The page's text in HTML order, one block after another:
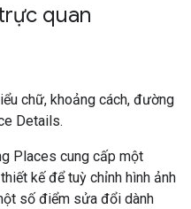
quan
chữ, khoảng cách, đường
Details.
Places cung cấp một
kế để tuỳ chỉnh hình ảnh
số điểm sửa đổi dành